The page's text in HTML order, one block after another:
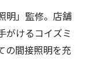
明」監修。店舗
がけるコイズミ
の間接照明を充